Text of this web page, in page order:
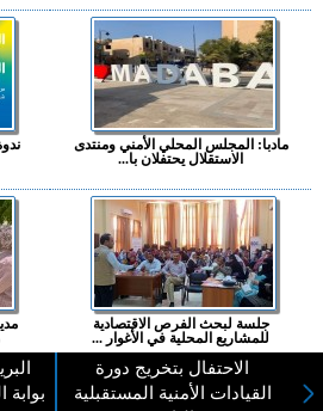
مادبا: المجلس المحلي الأمني ومنتدى
الاستقلال يحتفلان با...
جلسة لبحث الفرص الاقتصادية
للمشاريع المحلية في الأغوار ...
الاحتفال بتخريج دورة
القيادات الأمنية المستقبلية
بوابة